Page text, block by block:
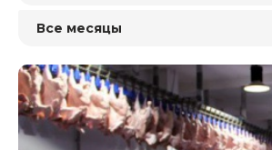
Все месяцы